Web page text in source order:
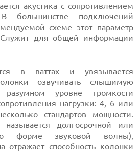
акустика с сопротивлением
подключений
схеме этот параметр
для общей информации
в ваттах и увязывается
озвучивать слышимую
уровне громкости
нагрузки: 4, 6 или
стандартов мощности.
называется долгосрочной или
форме звуковой волны),
отражает способность колонки